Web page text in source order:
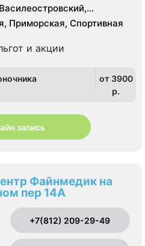
Приморская, Спортивная
и акции
от 3900
p.
запись
Файнмедик на
пер 14А
+7(812) 209-29-49